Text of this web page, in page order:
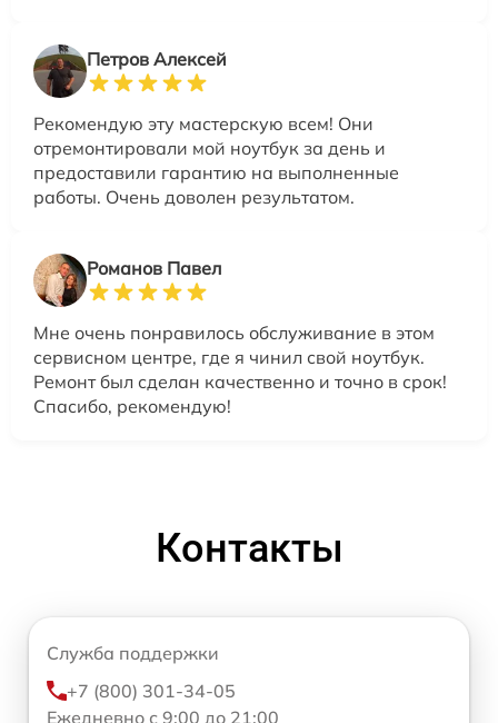
Петров Алексей
Рекомендую эту мастерскую всем! Они
отремонтировали мой ноутбук за день и
предоставили гарантию на выполненные
работы. Очень доволен результатом.
Романов Павел
Мне очень понравилось обслуживание в этом
сервисном центре, где я чинил свой ноутбук.
Ремонт был сделан качественно и точно в срок!
Спасибо, рекомендую!
Контакты
Служба поддержки
+7 (800) 301-34-05
Ежедневно с 9:00 до 21:00